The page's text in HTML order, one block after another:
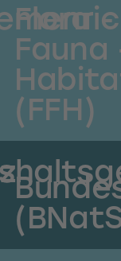
Flora -
Fauna
(FFH)